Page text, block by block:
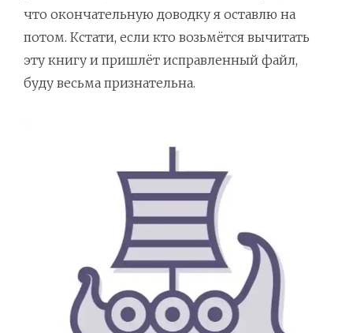
что окончательную доводку я оставлю на
потом. Кстати, если кто возьмётся вычитать
эту книгу и пришлёт исправленный файл,
буду весьма признательна.